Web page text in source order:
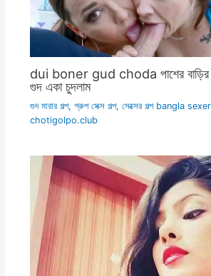
dui boner gud choda পাশের বাড়ির
গুদ একা চুদলাম
গুদ মারার গল্প, গ্রুপ সেক্স গল্প, সেক্সের গল্প bangla
chotigolpo.club